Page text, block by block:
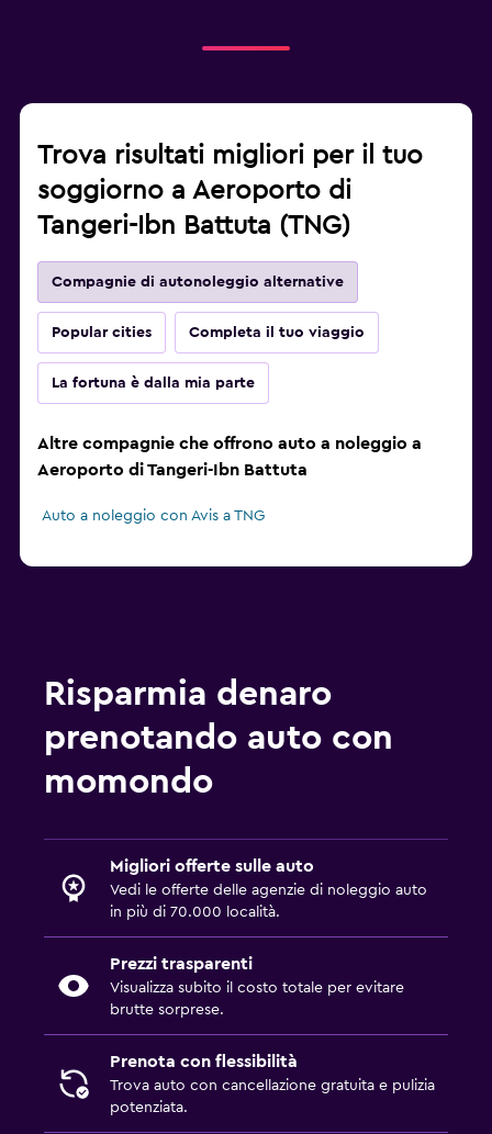
Trova risultati migliori per il tuo
soggiorno a Aeroporto di
Tangeri-Ibn Battuta (TNG)
Compagnie di autonoleggio alternative
Popular cities Completa il tuo viaggio
La fortuna è dalla mia parte
Altre compagnie che offrono auto a noleggio a
Aeroporto di Tangeri-Ibn Battuta
Auto a noleggio con Avis a TNG
Risparmia denaro
prenotando auto con
momondo
Migliori offerte sulle auto
Vedi le offerte delle agenzie di noleggio auto
in più di 70.000 località.
Prezzi trasparenti
Visualizza subito il costo totale per evitare
brutte sorprese.
Prenota con flessibilità
Trova auto con cancellazione gratuita e pulizia
potenziata.